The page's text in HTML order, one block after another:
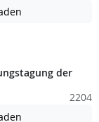
der
2204